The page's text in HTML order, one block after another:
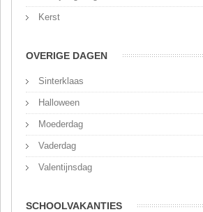
Kerst
OVERIGE DAGEN
Sinterklaas
Halloween
Moederdag
Vaderdag
Valentijnsdag
SCHOOLVAKANTIES